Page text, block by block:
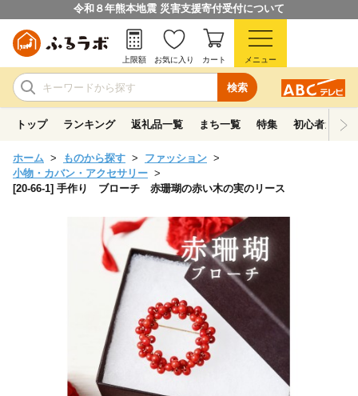
令和８年熊本地震 災害支援寄付受付について
検索
上限額 お気に入り カート メニュー
トップ ランキング 返礼品一覧 まち一覧 特集 初心者ガイド
ホーム ものから探す
ファッション
小物・カバン・アクセサリー
[20-66-1] 手作り ブローチ 赤珊瑚の赤い木の実のリース